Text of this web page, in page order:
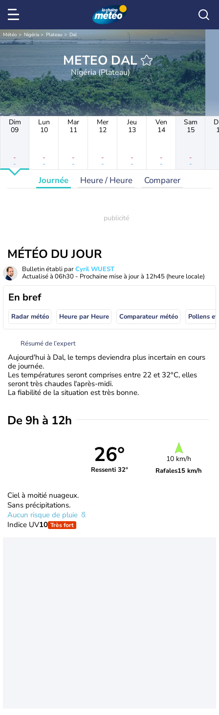
Météo Nigéria Plateau Dal
METEO DAL
Nigéria (Plateau)
Dim
09
-
-
Lun
10
-
-
Mar
11
-
-
Mer
12
-
-
Jeu
13
-
-
Ven
14
-
-
Sam
15
-
-
Journée Heure / Heure Comparer
MÉTÉO DU JOUR
Bulletin établi parCyril WUEST
Actualisé à 06h30 - Prochaine mise à jour à 12h45 (heure locale)
En bref
Radar météo Heure par Heure Comparateur météo Pollens
Résumé de l’expert
Aujourd'hui à Dal, le temps deviendra plus incertain en cours
de journée.
Les températures seront comprises entre 22 et 32°C, elles
seront très chaudes l'après-midi.
La fiabilité de la situation est très bonne.
De 9h à 12h
26°
Ressenti 32°
10 km/h
Rafales15 km/h
Ciel à moitié nuageux.
Sans précipitations.
Aucun risque de pluie
Indice UV10 Très fort